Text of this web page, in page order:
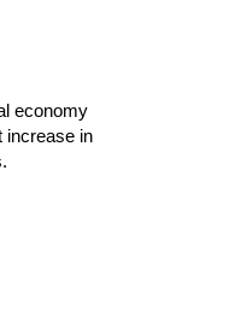
economy
increase in